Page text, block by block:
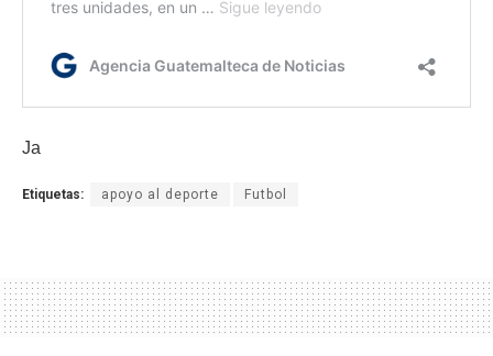
Ja
Etiquetas: apoyo al deporte Futbol